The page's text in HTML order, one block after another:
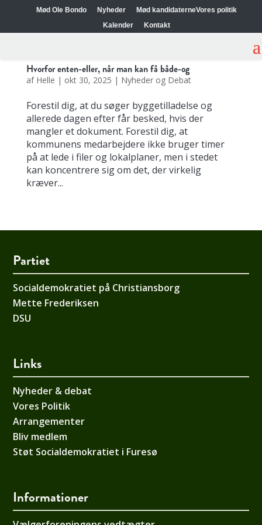
Mød Ole Bondo Nyheder Mød kandidaterneVores politik
Kalender
Kontakt
Hvorfor enten-eller, når man kan få både-og
af Helle | okt 30, 2025 | Nyheder og Debat
Forestil dig, at du søger byggetilladelse og
allerede dagen efter får besked, hvis der
mangler et dokument. Forestil dig, at
kommunens medarbejdere ikke bruger timer
på at lede i filer og lokalplaner, men i stedet
kan koncentrere sig om det, der virkelig
kræver...
Partiet
Socialdemokratiet på Christiansborg
Mette Frederiksen
DSU
Links
Nyheder & debat
Vores Politik
Arrangementer
Bliv medlem
Støt Socialdemokratiet i Furesø
Informationer